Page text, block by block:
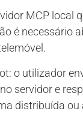
MCP local
é necessário
o utilizador
servidor e
distribuída ou